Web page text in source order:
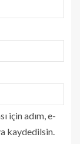
için adım, e-
kaydedilsin.